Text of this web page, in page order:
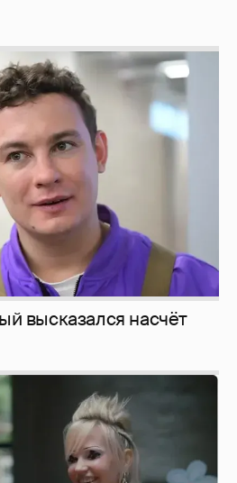
высказался насчёт